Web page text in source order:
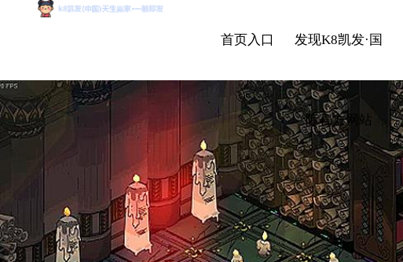
首页入口 发现K8凯发·国
际官方网站